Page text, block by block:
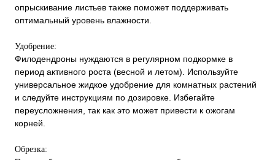
опрыскивание листьев также поможет поддерживать
оптимальный уровень влажности.
Удобрение:
Филодендроны нуждаются в регулярном подкормке в
период активного роста (весной и летом). Используйте
универсальное жидкое удобрение для комнатных растений
и следуйте инструкциям по дозировке. Избегайте
переусложнения, так как это может привести к ожогам
корней.
Обрезка: